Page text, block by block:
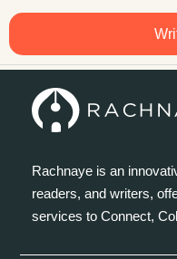
Rachnaye is an
readers, and writers,
services to Connect,